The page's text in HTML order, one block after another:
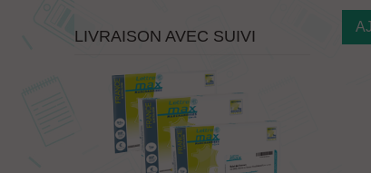
LIVRAISON AVEC SUIVI